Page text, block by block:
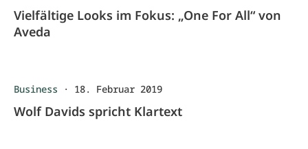
Vielfältige Looks im Fokus: „One For All“ von
Aveda
Business · 18. Februar 2019
Wolf Davids spricht Klartext